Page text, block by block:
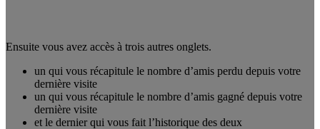
Ensuite vous avez accès à trois autres onglets.
un qui vous récapitule le nombre d’amis perdu depuis votre
dernière visite
un qui vous récapitule le nombre d’amis gagné depuis votre
dernière visite
et le dernier qui vous fait l’historique des deux